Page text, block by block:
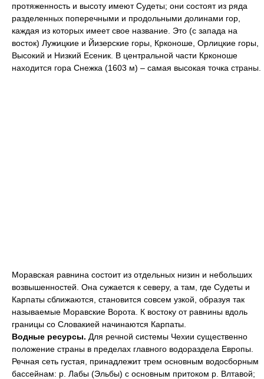
протяженность и высоту имеют Судеты; они состоят из ряда
разделенных поперечными и продольными долинами гор,
каждая из которых имеет свое название. Это (с запада на
восток) Лужицкие и Йизерские горы, Крконоше, Орлицкие горы,
Высокий и Низкий Есеник. В центральной части Крконоше
находится гора Снежка (1603 м) – самая высокая точка страны.
Моравская равнина состоит из отдельных низин и небольших
возвышенностей. Она сужается к северу, а там, где Судеты и
Карпаты сближаются, становится совсем узкой, образуя так
называемые Моравские Ворота. К востоку от равнины вдоль
границы со Словакией начинаются Карпаты.
Водные ресурсы. Для речной системы Чехии существенно
положение страны в пределах главного водораздела Европы.
Речная сеть густая, принадлежит трем основным водосборным
бассейнам: р. Лабы (Эльбы) с основным притоком р. Влтавой;